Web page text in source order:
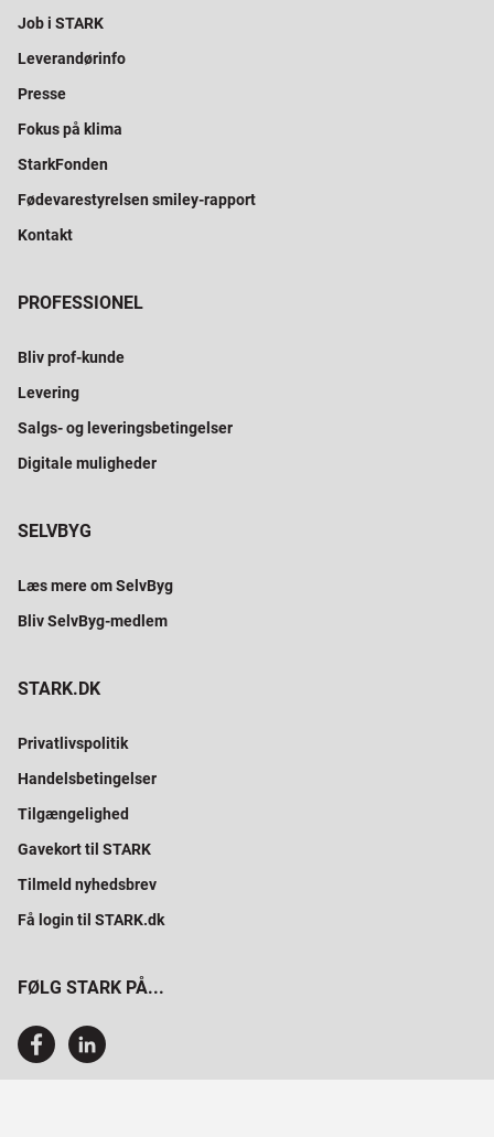
Job i STARK
Leverandørinfo
Presse
Fokus på klima
StarkFonden
Fødevarestyrelsen smiley-rapport
Kontakt
PROFESSIONEL
Bliv prof-kunde
Levering
Salgs- og leveringsbetingelser
Digitale muligheder
SELVBYG
Læs mere om SelvByg
Bliv SelvByg-medlem
STARK.DK
Privatlivspolitik
Handelsbetingelser
Tilgængelighed
Gavekort til STARK
Tilmeld nyhedsbrev
Få login til STARK.dk
FØLG STARK PÅ...